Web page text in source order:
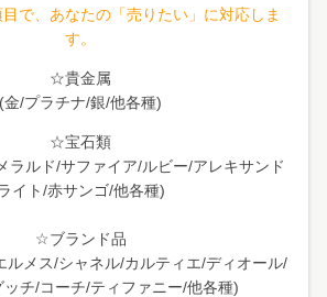
で、あなたの「売りたい」に対応しま
す。
☆貴金属
(金/プラチナ/銀/他各種)
☆宝石類
ラルド/サファイア/ルビー/アレキサンド
イト/赤サンゴ/他各種)
☆ブランド品
ルメス/シャネル/カルティエ/ディオール/
ッチ/コーチ/ティファニー/他各種)